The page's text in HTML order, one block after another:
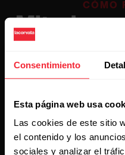
Consentimiento
Esta página web usa
Las cookies de este sitio
el contenido y los
sociales y analizar el
CÓMO
Mitad